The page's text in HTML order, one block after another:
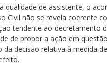
qualidade de assistente, o
Civil não se revela coerente
tendente ao
de propor a ação em
da decisão relativa à medida